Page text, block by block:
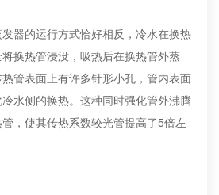
器的运行方式恰好相反，冷水在换热
换热管浸没，吸热后在换热管外蒸
管表面上有许多针形小孔，管内表面
水侧的换热。这种同时强化管外沸腾
，使其传热系数较光管提高了5倍左